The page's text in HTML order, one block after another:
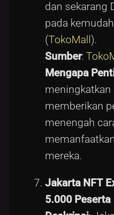
dan sekarang
pada
(TokoMall ).
Sumber:
Mengapa
meningkatkan
memberikan
menengah
mereka.
Jakarta NFT
5.000 Peserta